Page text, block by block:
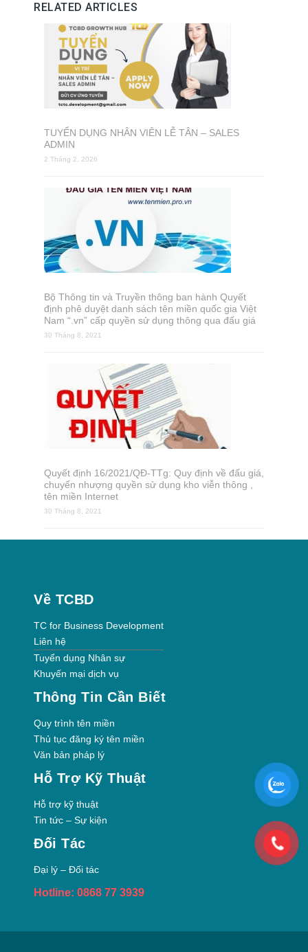
RELATED ARTICLES
TUYỂN DỤNG NHÂN VIÊN LỄ TÂN – SALES
ADMIN
2 Tháng 2, 2026
Bộ Thông tin và Truyền thông ban hành Quyết
định phê duyệt danh sách tên miền quốc gia Việt
Nam “.vn” cấp quyền sử dụng thông qua đấu giá
30 Tháng 8, 2021
Quyết định 16/2021/QĐ-TTg: Quy định về đấu giá,
chuyển nhượng quyền sử dụng kho viễn thông ,
tên miền Internet
30 Tháng 8, 2021
Về TCBD
TC for Business Development
Liên hệ
Tuyển dụng Nhân sự
Khuyến mại dịch vụ
Thông Tin Cần Biết
Quy trình tên miền
Thủ tục đăng ký tên miền
Văn bản pháp lý
Hỗ Trợ Kỹ Thuật
Hỗ trợ kỹ thuật
Tin tức – Sự kiện
Đối Tác
Đại lý – Đối tác
Hotline: 0868 77 3939